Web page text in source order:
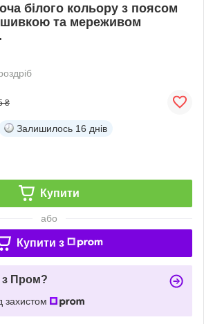
білого кольору з поясом
та мереживом
₴
Залишилось 16 днів
Купити
або
Купити з
з Пром?
захистом